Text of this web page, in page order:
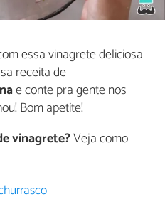
essa vinagrete deliciosa
receita de
e conte pra gente nos
Bom apetite!
vinagrete?Veja como